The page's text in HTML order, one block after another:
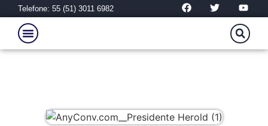
Telefone: 55 (51) 3011 6982